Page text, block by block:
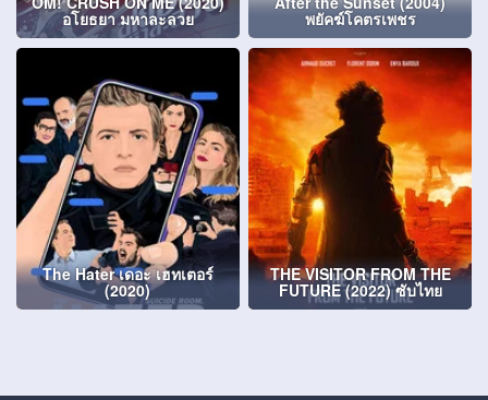
อโยธยา มหาละลวย พยัคฆ์โคตรเพชร
The Hater เดอะ เฮทเตอร์
(2020)
THE VISITOR FROM THE
FUTURE (2022) ซับไทย